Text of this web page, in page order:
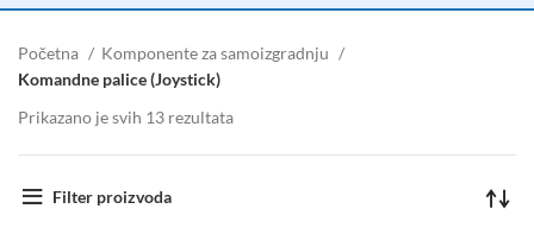
Početna
Komponente za samoizgradnju
Komandne palice (Joystick)
Prikazano je svih 13 rezultata
Filter proizvoda